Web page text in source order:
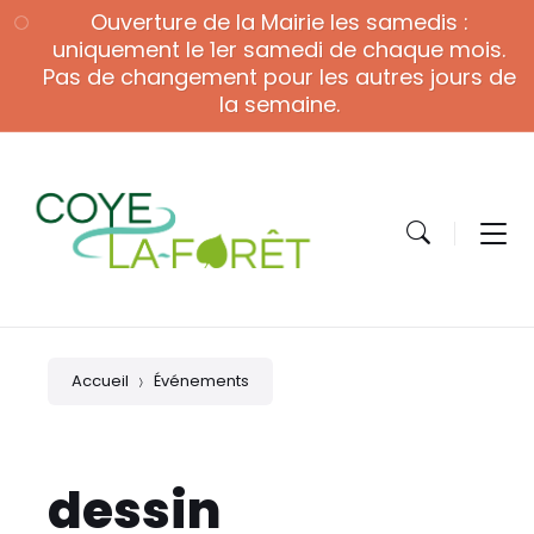
to
content
to
navigation
to
footer
Ouverture de la Mairie les samedis :
uniquement le 1er samedi de chaque mois.
Pas de changement pour les autres jours de
la semaine.
Accueil Événements
dessin